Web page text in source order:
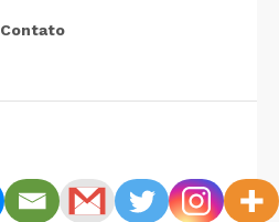
Contato